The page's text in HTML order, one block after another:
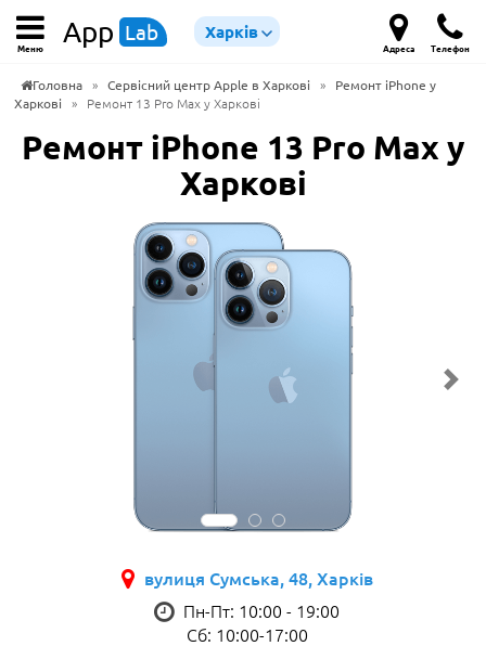
Меню App Lab Харків
Адреса Телефон
Головна » Сервісний центр Apple в Харкові »
Ремонт iPhone у
Харкові
» Ремонт 13 Pro Max у Харкові
Ремонт iPhone 13 Pro Max у
Харкові
вулиця Сумська, 48, Харків
Пн-Пт: 10:00 - 19:00
Сб: 10:00-17:00